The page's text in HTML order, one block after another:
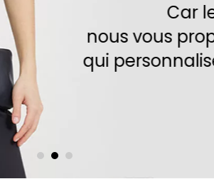
Car le détail fait la
proposons une
et complètera